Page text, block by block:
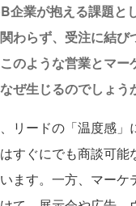
企業が抱える課題と
わらず、受注に結び
のような営業とマー
ぜ生じるのでしょう
リードの「温度感」
すぐにでも商談可能
ます。一方、マーケ